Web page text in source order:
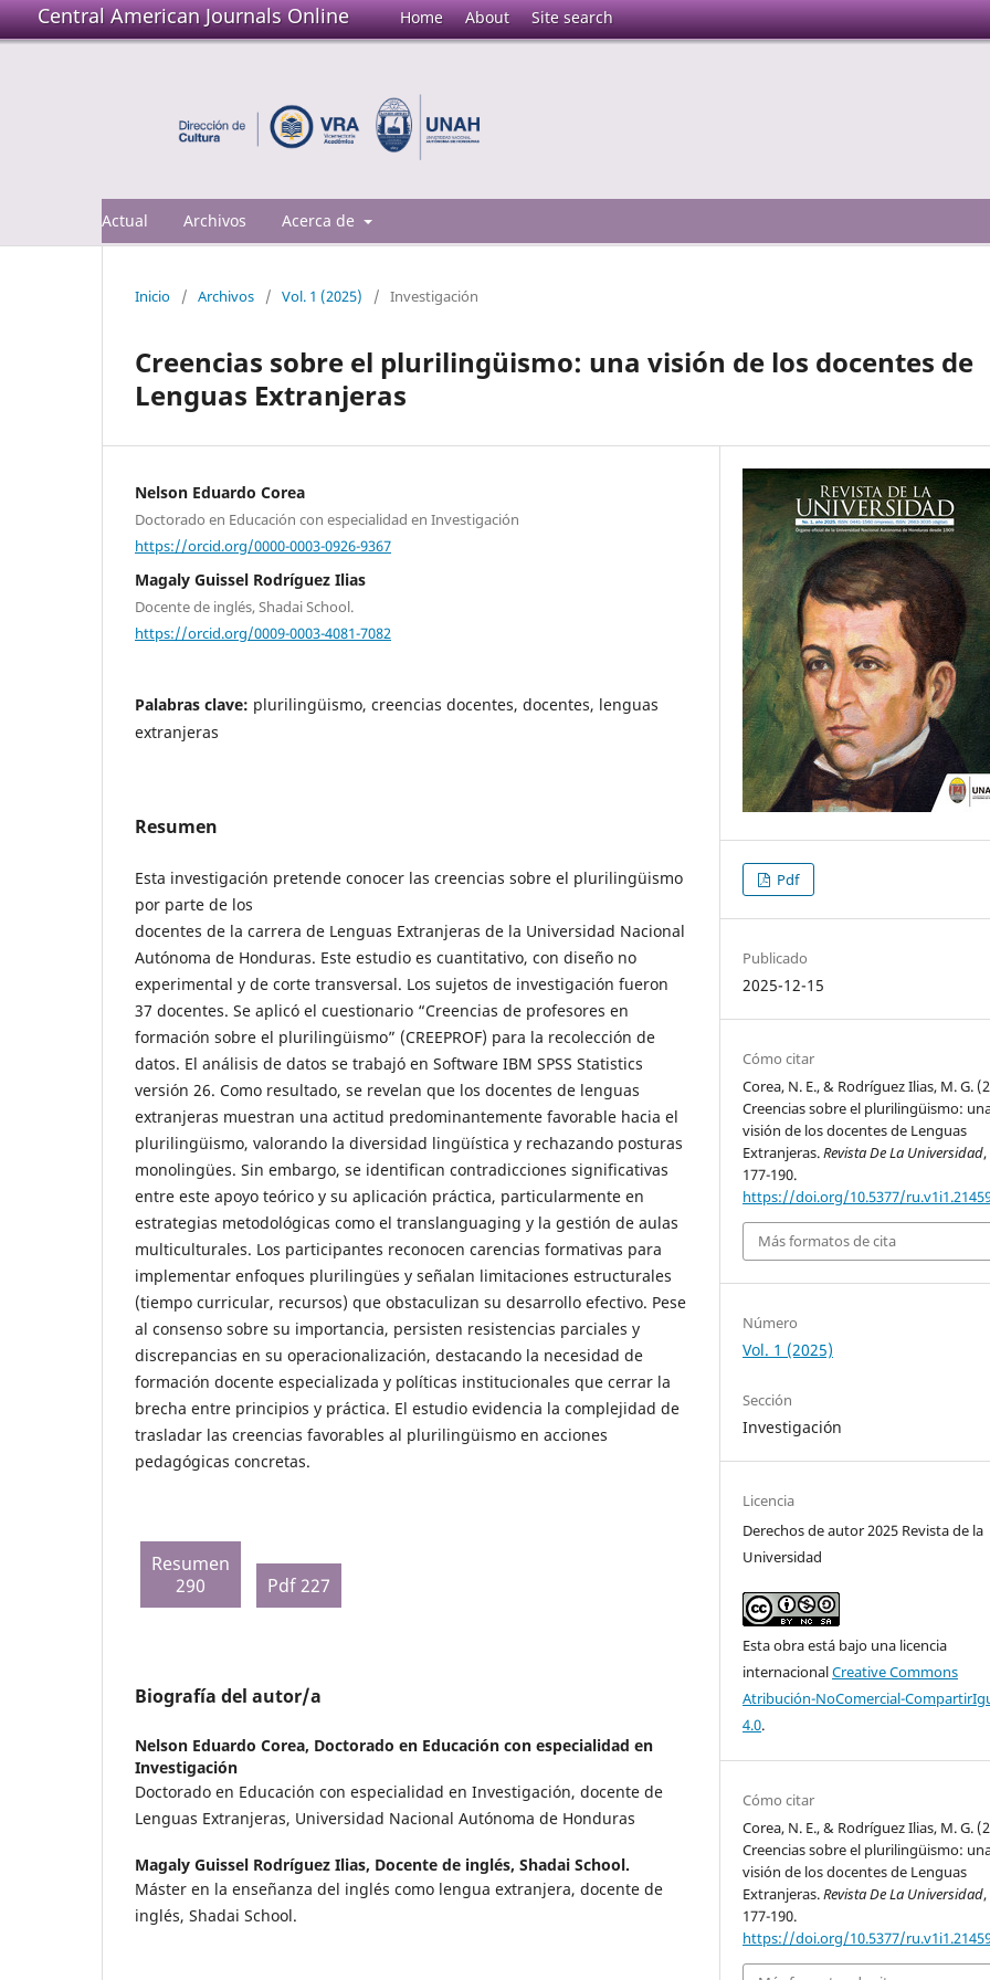
Central American Journals Online Home About Site search
Actual Archivos Acerca de
Inicio / Archivos / Vol. 1 (2025) / Investigación
Creencias sobre el plurilingüismo: una visión de los docentes de
Lenguas Extranjeras
Nelson Eduardo Corea
Doctorado en Educación con especialidad en Investigación
https://orcid.org/0000-0003-0926-9367
Magaly Guissel Rodríguez Ilias
Docente de inglés, Shadai School.
https://orcid.org/0009-0003-4081-7082
Palabras clave: plurilingüismo, creencias docentes, docentes, lenguas
extranjeras
Resumen
Esta investigación pretende conocer las creencias sobre el plurilingüismo
por parte de los
docentes de la carrera de Lenguas Extranjeras de la Universidad Nacional
Autónoma de Honduras. Este estudio es cuantitativo, con diseño no
experimental y de corte transversal. Los sujetos de investigación fueron
37 docentes. Se aplicó el cuestionario “Creencias de profesores en
formación sobre el plurilingüismo” (CREEPROF) para la recolección de
datos. El análisis de datos se trabajó en Software IBM SPSS Statistics
versión 26. Como resultado, se revelan que los docentes de lenguas
extranjeras muestran una actitud predominantemente favorable hacia el
plurilingüismo, valorando la diversidad lingüística y rechazando posturas
monolingües. Sin embargo, se identifican contradicciones significativas
entre este apoyo teórico y su aplicación práctica, particularmente en
estrategias metodológicas como el translanguaging y la gestión de aulas
multiculturales. Los participantes reconocen carencias formativas para
implementar enfoques plurilingües y señalan limitaciones estructurales
(tiempo curricular, recursos) que obstaculizan su desarrollo efectivo. Pese
al consenso sobre su importancia, persisten resistencias parciales y
discrepancias en su operacionalización, destacando la necesidad de
formación docente especializada y políticas institucionales que cerrar la
brecha entre principios y práctica. El estudio evidencia la complejidad de
trasladar las creencias favorables al plurilingüismo en acciones
pedagógicas concretas.
Resumen
290
Pdf 227
Biografía del autor/a
Nelson Eduardo Corea, Doctorado en Educación con especialidad en
Investigación
Doctorado en Educación con especialidad en Investigación, docente de
Lenguas Extranjeras, Universidad Nacional Autónoma de Honduras
Magaly Guissel Rodríguez Ilias, Docente de inglés, Shadai School.
Máster en la enseñanza del inglés como lengua extranjera, docente de
inglés, Shadai School.
Pdf
Publicado
2025-12-15
Cómo citar
Corea, N. E., & Rodríguez Ilias, M. G.
Creencias sobre el plurilingüismo:
visión de los docentes de Lenguas
Extranjeras.Revista De La Universidad,
177-190.
https://doi.org/10.5377/
Más formatos de cita
Número
Vol. 1 (2025)
Sección
Investigación
Licencia
Derechos de autor 2025 Revista de la
Universidad
Esta obra está bajo una licencia
internacionalCreative Commons
Atribución-NoComercial-
4.0.
Cómo citar
Corea, N. E., & Rodríguez Ilias, M. G.
Creencias sobre el plurilingüismo:
visión de los docentes de Lenguas
Extranjeras.Revista De La Universidad,
177-190.
https://doi.org/10.5377/